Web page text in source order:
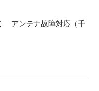
アンテナ故障対応（千